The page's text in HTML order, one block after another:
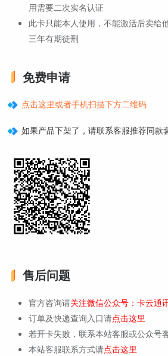
用需要二次实名认证
此卡只能本人使用，不能激活后卖给
三年有期徒刑
免费申请
点击这里或者手机扫描下方二维码
如果产品下架了，请联系客服推荐同款
售后问题
官方咨询请关注微信公众号：卡云通
订单及快递查询入口请点击这里
若开卡失败，联系本站客服或公众号
本站客服联系方式请点击这里